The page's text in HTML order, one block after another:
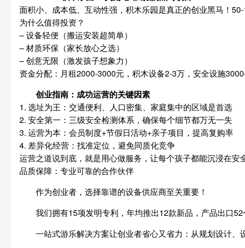
面积小、成本低、互动性强，积木乐园是真正的创业黑马！
为什么值得投资？
– 设备轻便（搬运安装超简单）
– 材质环保（家长放心之选）
– 创意无限（激发孩子想象力）
资金分配：月租2000-3000元，积木设备2-3万，安全设施
创业指南：成功运营的关键因素
1. 选址为王：交通便利、人口密集、家庭集中的区域是首选
2. 安全第一：三级安全检测体系，确保每个细节都万无一失
3. 运营为本：会员制度+节假日活动+亲子项目，提高复购率
4. 差异化经营：找准定位，避免同质化竞争
运营之道说到底，就是用心做服务，让每个孩子都能沉浸在安
品质保障：专业可靠的合作伙伴
作为创业者，选择靠谱的设备供应商至关重要！
我们拥有15项发明专利，年均推出12款新品，产品出口
一站式游乐解决方案让创业者省心又省力：从规划设计、